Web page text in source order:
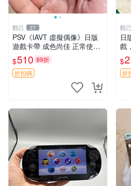
觀己 27
PSV《IAVT 虛擬偶像》日版
遊戲卡帶 成色尚佳 正常使用
單機娛樂推薦 音樂粉必備 收
藏嚴選 IAVT 虛擬偶像 PSV
游戲卡帶
$510 89折
折扣碼
觀己
日
戲
$
折